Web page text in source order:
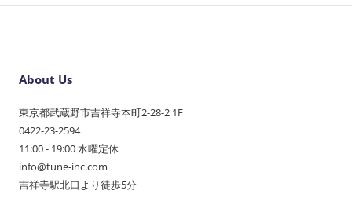
About Us
東京都武蔵野市吉祥寺本町2-28-2 1F
0422-23-2594
11:00 - 19:00 水曜定休
info@tune-inc.com
吉祥寺駅北口より徒歩5分